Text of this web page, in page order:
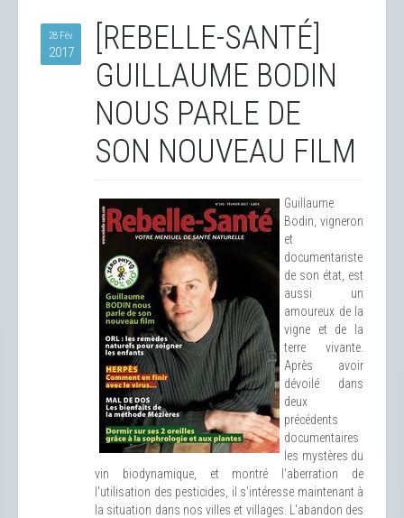
28 Fév
2017
[REBELLE-SANTÉ]
GUILLAUME BODIN
NOUS PARLE DE
SON NOUVEAU FILM
Guillaume
Bodin, vigneron
et
documentariste
de son état, est
aussi un
amoureux de la
vigne et de la
terre vivante.
Après avoir
dévoilé dans
deux
précédents
documentaires
les mystères du
vin biodynamique, et montré l'aberration de
l'utilisation des pesticides, il s'intéresse maintenant à
la situation dans nos villes et villages. L'abandon des